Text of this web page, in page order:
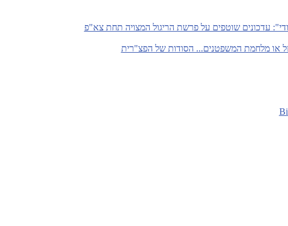
עדכונים שוטפים על פרשת הריגול המצויה תחת צא"פ
או מלחמת המשפטנים... הסודות של הפצ"רית